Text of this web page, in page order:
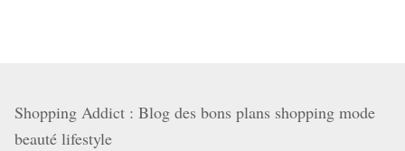
Shopping Addict : Blog des bons plans shopping mode
beauté lifestyle